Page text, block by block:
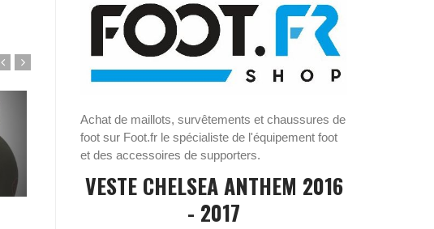
SURVÊTEMENTS ARSENAL 2020/21
Achat de maillots, survêtements et chaussures de
foot sur Foot.fr le spécialiste de l'équipement foot
et des accessoires de supporters.
VESTE CHELSEA ANTHEM 2016
- 2017